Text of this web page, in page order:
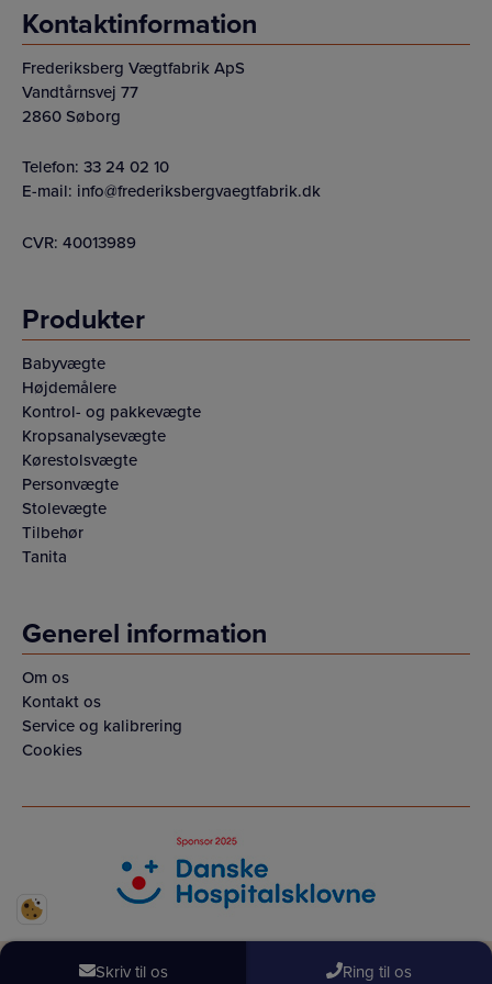
Kontaktinformation
Frederiksberg Vægtfabrik ApS
Vandtårnsvej 77
2860 Søborg
Telefon: 33 24 02 10
E-mail: info@frederiksbergvaegtfabrik.dk
CVR: 40013989
Produkter
Babyvægte
Højdemålere
Kontrol- og pakkevægte
Kropsanalysevægte
Kørestolsvægte
Personvægte
Stolevægte
Tilbehør
Tanita
Generel information
Om os
Kontakt os
Service og kalibrering
Cookies
Skriv til os Ring til os